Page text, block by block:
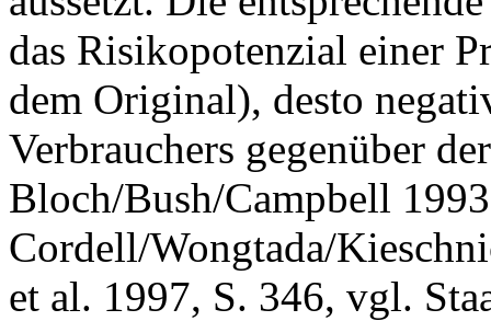
das Risikopotenzial einer
dem Original), desto
Verbrauchers gegenüber
Bloch/Bush/Campbell
Cordell/Wongtada/
et al. 1997, S. 346, vgl.